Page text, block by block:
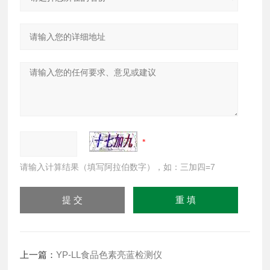
请输入计算结果（填写阿拉伯数字），如：三加四=7
上一篇：YP-LL食品色素亮蓝检测仪